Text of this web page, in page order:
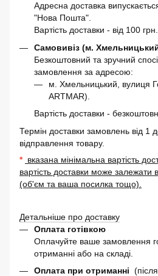
Адресна доставка
"Нова Пошта".
Вартість доставки - від 100 грн.
Самовивіз (м.
Безкоштовний та зручний
замовлення за адресою:
м. Хмельницький, вулиця
ARTMAR).
Вартість доставки -
Термін доставки замовлень від 1
відправлення товару.
* вказана мінімальна вартість
вартість доставки може залежати
(об'єм та ваша посилка тощо).
Детальніше про доставку
Оплата готівкою
Оплачуйте ваше замовлення
отриманні або на складі.
Оплата при отриманні